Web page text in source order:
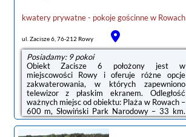
kwatery prywatne - pokoje gościnnew Rowach
ul. Zacisze 6, 76-212 Rowy
Posiadamy: 9 pokoi
Obiekt Zacisze 6 położony jest w
miejscowości Rowy i oferuje różne opcje
zakwaterowania, w których zapewniono
telewizor z płaskim ekranem. Odległość
ważnych miejsc od obiektu: Plaża w Rowach –
600 m, Słowiński Park Narodowy – 33 km.
Na terenie obiektu dostępny jest prywatny
parking.Wyposażenie obejmuje także